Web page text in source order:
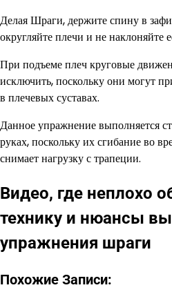
Делая Шраги, держите спину в
округляйте плечи и не наклоняйте
При подъеме плеч круговые
исключить, поскольку они могут
в плечевых суставах.
Данное упражнение выполняется
руках, поскольку их сгибание во
снимает нагрузку с трапеции.
Видео, где неплохо
технику и нюансы
упражнения шраги
Похожие Записи: